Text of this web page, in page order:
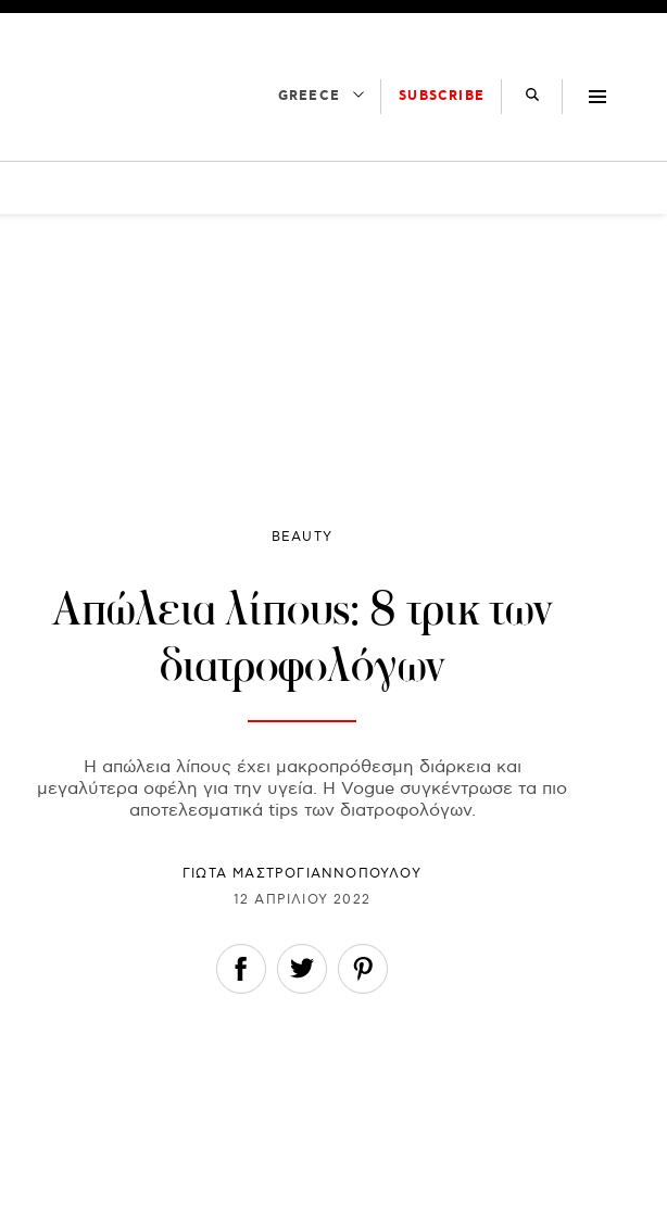
GREECE SUBSCRIBE
BEAUTY
Απώλεια λίπους: 8 τρικ των
διατροφολόγων
Η απώλεια λίπους έχει μακροπρόθεσμη διάρκεια και
μεγαλύτερα οφέλη για την υγεία. Η Vogue συγκέντρωσε τα πιο
αποτελεσματικά tips των διατροφολόγων.
ΓΙΩΤΑ ΜΑΣΤΡΟΓΙΑΝΝΟΠΟΥΛΟΥ
12 ΑΠΡΙΛΊΟΥ 2022